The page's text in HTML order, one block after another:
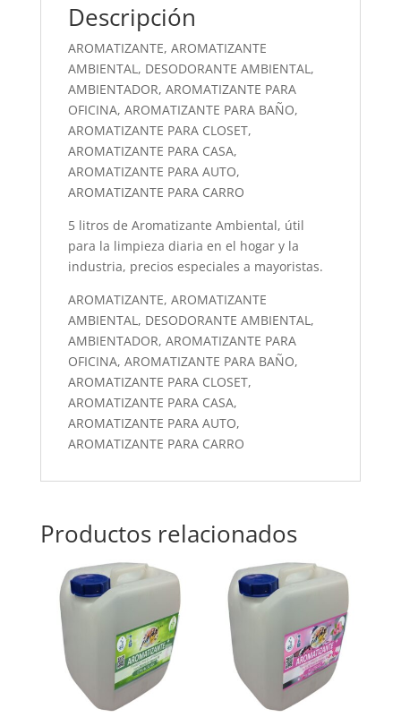
Descripción
AROMATIZANTE, AROMATIZANTE
AMBIENTAL, DESODORANTE AMBIENTAL,
AMBIENTADOR, AROMATIZANTE PARA
OFICINA, AROMATIZANTE PARA BAÑO,
AROMATIZANTE PARA CLOSET,
AROMATIZANTE PARA CASA,
AROMATIZANTE PARA AUTO,
AROMATIZANTE PARA CARRO
5 litros de Aromatizante Ambiental, útil
para la limpieza diaria en el hogar y la
industria, precios especiales a mayoristas.
AROMATIZANTE, AROMATIZANTE
AMBIENTAL, DESODORANTE AMBIENTAL,
AMBIENTADOR, AROMATIZANTE PARA
OFICINA, AROMATIZANTE PARA BAÑO,
AROMATIZANTE PARA CLOSET,
AROMATIZANTE PARA CASA,
AROMATIZANTE PARA AUTO,
AROMATIZANTE PARA CARRO
Productos relacionados